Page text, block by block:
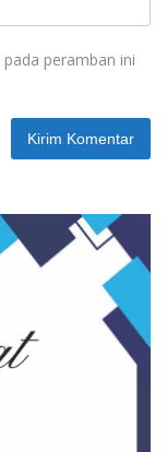
peramban ini